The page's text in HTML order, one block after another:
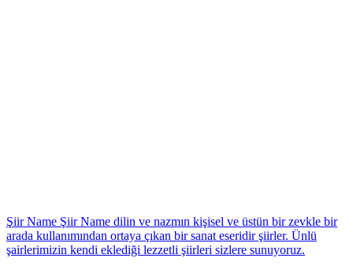
Şiir Name Şiir Name dilin ve nazmın kişisel ve üstün bir zevkle bir
arada kullanımından ortaya çıkan bir sanat eseridir şiirler. Ünlü
şairlerimizin kendi eklediği lezzetli şiirleri sizlere sunuyoruz.